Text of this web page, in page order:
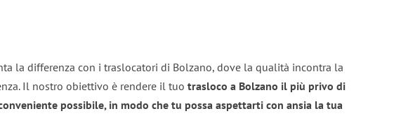
la differenza con i traslocatori di Bolzano, dove la qualità incontra la
Il nostro obiettivo è rendere il tuo trasloco a Bolzano il più privo di
possibile, in modo che tu possa aspettarti con ansia la tua